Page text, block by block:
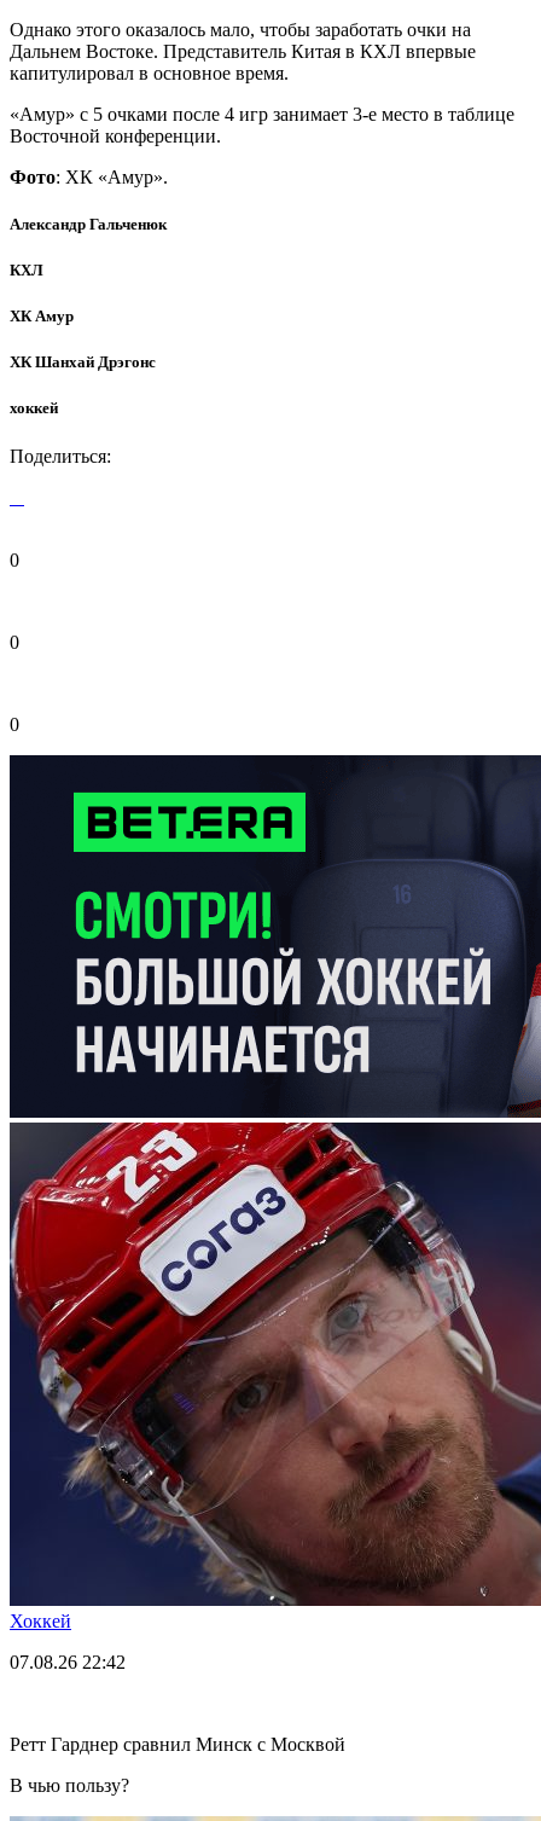
Однако этого оказалось мало, чтобы заработать очки на
Дальнем Востоке. Представитель Китая в КХЛ впервые
капитулировал в основное время.
«Амур» с 5 очками после 4 игр занимает 3-е место в таблице
Восточной конференции.
Фото: ХК «Амур».
Александр Гальченюк
КХЛ
ХК Амур
ХК Шанхай Дрэгонс
хоккей
Поделиться:
0
0
0
Хоккей
07.08.26 22:42
Ретт Гарднер сравнил Минск с Москвой
В чью пользу?